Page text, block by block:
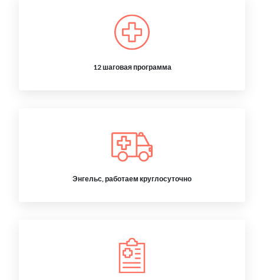
12 шаговая программа
Энгельс, работаем круглосуточно